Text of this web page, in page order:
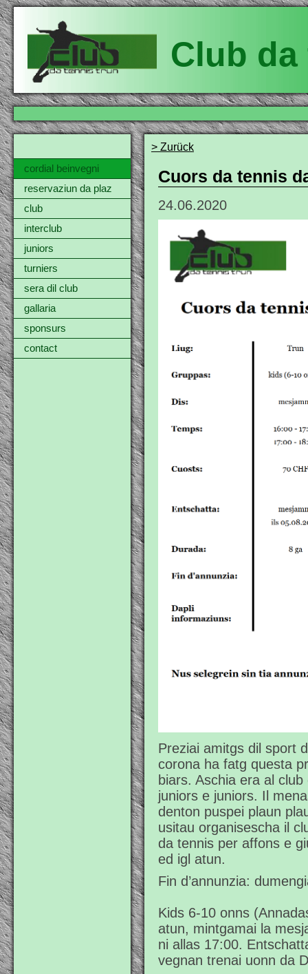
Club
cordial beinvegni
reservaziun da plaz
club
interclub
juniors
turniers
sera dil club
gallaria
sponsurs
contact
> Zurück
Cuors da tennis
24.06.2020
Preziai amitgs dil sport
corona ha fatg questa
biars. Aschia era al
juniors e juniors. Il
denton puspei plaun
usitau organisescha il
da tennis per affons e
ed igl atun.
Fin d’annunzia:
Kids 6-10 onns
atun, mintgamai la
ni allas 17:00.
vegnan trenai uonn da